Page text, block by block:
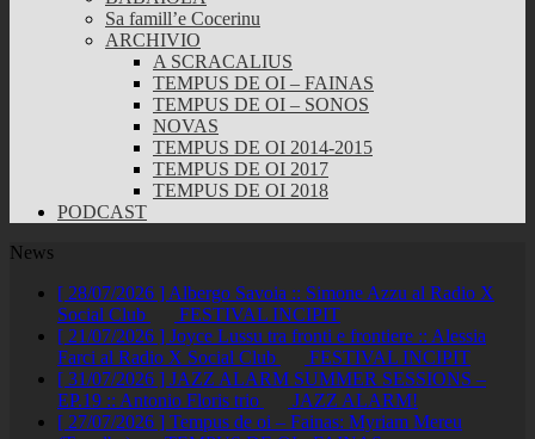
Sa famill’e Cocerinu
ARCHIVIO
A SCRACALIUS
TEMPUS DE OI – FAINAS
TEMPUS DE OI – SONOS
NOVAS
TEMPUS DE OI 2014-2015
TEMPUS DE OI 2017
TEMPUS DE OI 2018
PODCAST
News
[ 28/07/2026 ] Albergo Savoia :: Simone Azzu al Radio X
Social Club
FESTIVAL INCIPIT
[ 21/07/2026 ] Joyce Lussu tra fronti e frontiere :: Alessia
Farci al Radio X Social Club
FESTIVAL INCIPIT
[ 31/07/2026 ] JAZZ ALARM SUMMER SESSIONS –
EP.19 :: Antonio Floris trio
JAZZ ALARM!
[ 27/07/2026 ] Tempus de oi – Fainas: Myriam Mereu